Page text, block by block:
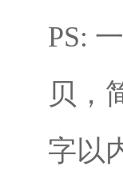
PS:
贝，
字以